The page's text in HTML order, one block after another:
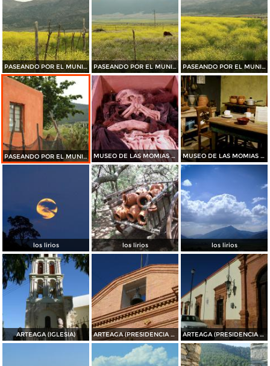
PASEANDO POR EL MUNICIPIO DE ARTEAGA......2015 PASEANDO POR EL MUNICIPIO DE ARTEAGA.......2015 PASEANDO POR EL MUNICIPIO DE ARTEAGA.......2015
PASEANDO POR EL MUNICIPIO DE ARTEAGA.......2015 MUSEO DE LAS MOMIAS DE SAN ANTONIO DE LAS ALAZANAS MUSEO DE LAS MOMIAS DE SAN ANTONIO DE LAS ALAZANAS
los lirios los lirios los lirios
ARTEAGA (IGLESIA) ARTEAGA (PRESIDENCIA MUNICIPAL) ARTEAGA (PRESIDENCIA MUNICIPAL)